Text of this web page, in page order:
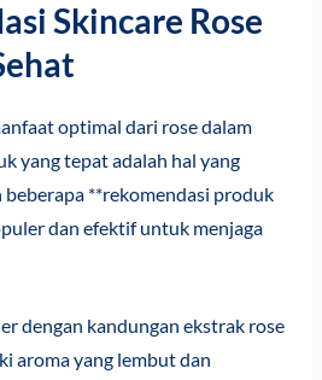
Skincare Rose
optimal dari rose dalam
yang tepat adalah hal yang
**rekomendasi produk
dan efektif untuk menjaga
dengan kandungan ekstrak rose
aroma yang lembut dan